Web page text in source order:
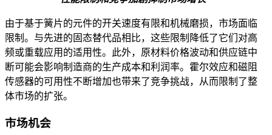
由于基于簧片的元件的开关速度有限和机械磨损，市场面临
限制。与先进的固态替代品相比，这些限制降低了它们对高
频或重载应用的适用性。此外，原材料价格波动和供应链中
断可能会影响制造商的生产成本和利润率。霍尔效应和磁阻
传感器的可用性不断增加也带来了竞争挑战，从而限制了整
体市场的扩张。
市场机会